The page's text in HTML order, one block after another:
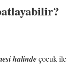
halindeçocuk ile